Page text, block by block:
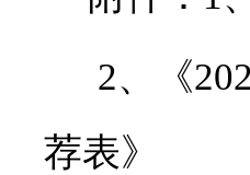
2、《
荐表》